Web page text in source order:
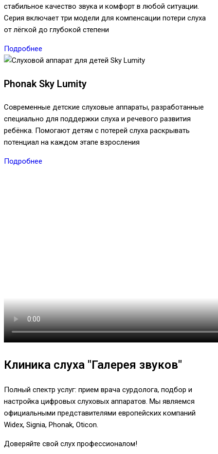
стабильное качество звука и комфорт в любой ситуации.
Серия включает три модели для компенсации потери слуха
от лёгкой до глубокой степени
Подробнее
Phonak Sky Lumity
Современные детские слуховые аппараты, разработанные
специально для поддержки слуха и речевого развития
ребёнка. Помогают детям с потерей слуха раскрывать
потенциал на каждом этапе взросления
Подробнее
Клиника слуха "Галерея звуков"
Полный спектр услуг: прием врача сурдолога, подбор и
настройка цифровых слуховых аппаратов. Мы являемся
официальными представителями европейских компаний
Widex, Signia, Phonak, Oticon.
Доверяйте свой слух профессионалом!